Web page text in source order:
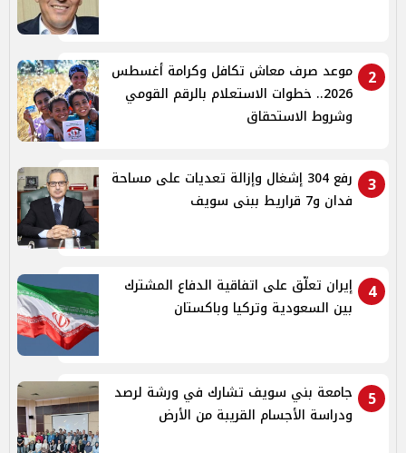
2
موعد صرف معاش تكافل وكرامة أغسطس
2026.. خطوات الاستعلام بالرقم القومي
وشروط الاستحقاق
3
رفع 304 إشغال وإزالة تعديات على مساحة
فدان و7 قراريط ببنى سويف
4
إيران تعلّق على اتفاقية الدفاع المشترك
بين السعودية وتركيا وباكستان
5
جامعة بني سويف تشارك في ورشة لرصد
ودراسة الأجسام القريبة من الأرض